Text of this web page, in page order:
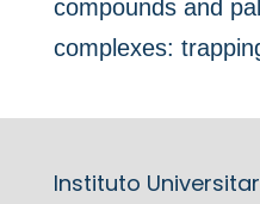
compounds and
complexes:
Instituto